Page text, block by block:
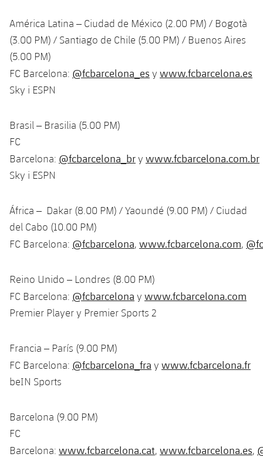
Palmarés
Femenino
Agenda
Actualidad
Jugadores
Calendario
Hockey sobre hielo
plusicon
más
Actualidad
Jugadores
Clasificaciones
Hockey hierba
plusicon
más
Noticias
Patinaje artístico
plusicon
más
Actualidad
Agenda
Escuela de Patinaje
plusicon
más
Actualidad
Jugadores
Calendario
Clasificaciones
Voleibol
Noticias
Voleibol masculino
Voleibol femenino
Apúntate a las amateurs
plusicon
más
Apúntate a las amateurs
Carnet de las Secciones Amateurs
League of Legends
VALORANT Rising
eFootball
América Latina – Ciudad de México (2.00 PM) / Bogotà
(3.00 PM) / Santiago de Chile (5.00 PM) / Buenos Aires
(5.00 PM)
FC Barcelona: @fcbarcelona_es y www.fcbarcelona.es
Sky i ESPN
Brasil – Brasilia (5.00 PM)
FC
Barcelona: @fcbarcelona_bry www.fcbarcelona.com.br
Sky i ESPN
África – Dakar (8.00 PM) / Yaoundé (9.00 PM) / Ciudad
del Cabo (10.00 PM)
FC Barcelona: @fcbarcelona, www.fcbarcelona.com,
Reino Unido – Londres (8.00 PM)
FC Barcelona: @fcbarcelona y www.fcbarcelona.com
Premier Player y Premier Sports 2
Francia – París (9.00 PM)
FC Barcelona: @fcbarcelona_fra y www.fcbarcelona.fr
beIN Sports
Barcelona (9.00 PM)
FC
Barcelona: www.fcbarcelona.cat, www.fcbarcelona.es,